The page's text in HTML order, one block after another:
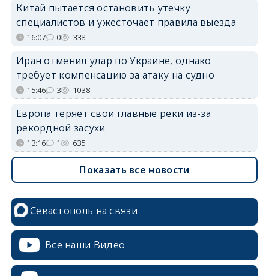
Китай пытается остановить утечку
специалистов и ужесточает правила выезда
16:07 0 338
Иран отменил удар по Украине, однако
требует компенсацию за атаку на судно
15:46 3 1038
Европа теряет свои главные реки из-за
рекордной засухи
13:16 1 635
Показать все новости
Севастополь на связи
Все наши Видео